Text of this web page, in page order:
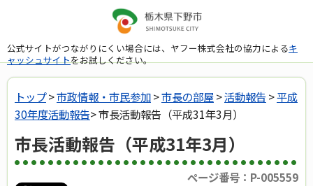
公式サイトがつながりにくい場合には、ヤフー株式会社の協力によるキ
ャッシュサイトをお試しください。
トップ>市政情報・市民参加>市長の部屋>活動報告 >平成
30年度活動報告> 市長活動報告（平成31年3月）
市長活動報告（平成31年3月）
ページ番号：P-005559